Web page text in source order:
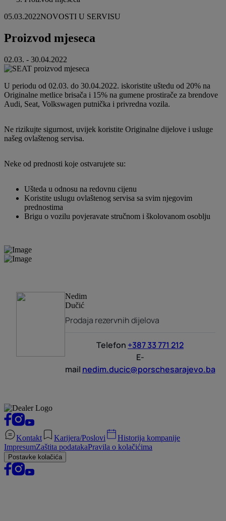
05.03.2022NOVOSTI U SERVISU
Proizvod mjeseca
02.03. - 30.04.2022
U periodu od 02.03. do 30.04.2022. iskoristite uštedu od 20% na
Originalne metlice brisača i 15% na gumene prostirače za brendove
Audi, Seat, Volkswagen putnička i privredna vozila.
Ne rizikujte sigurnost, uvijek koristite Originalne dijelove i usluge
našeg ovlaštenog servisa.
Neke od prednosti koje ostvarujete su:
Ušteda u odnosu na redovnu cijenu
Koristite uslugu ovlaštenog servisa sa svim njegovim
prednostima
Brigu o vozilu povjeravate stručnom i školovanom osoblju
Nedim
Dučić
Prodaja rezervnih dijelova
Telefon +387 33 771 212
E-
mail nedim.ducic@porschesarajevo.ba
Kontakt Karijera/Poslovi
Historija kompanije
ImpresumZaštita podatakaPravila o kolačićima
Postavke kolačića